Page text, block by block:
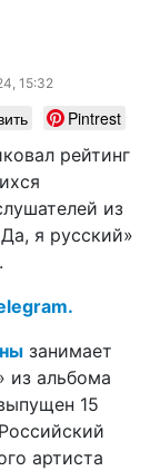
15:32
Pintrest
рейтинг
из
я русский»
занимает
из альбома
15
артиста